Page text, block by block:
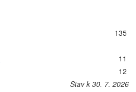
135
11
12
Stav k 30. 7. 2026